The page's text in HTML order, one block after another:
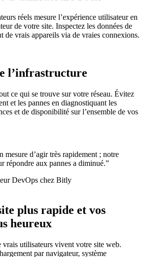
réels mesure l’expérience utilisateur en
de votre site. Inspectez les données de
de vrais appareils via de vraies connexions.
l’infrastructure
ce qui se trouve sur votre réseau. Évitez
et les pannes en diagnostiquant les
et de disponibilité sur l’ensemble de vos
mesure d’agir très rapidement ; notre
répondre aux pannes a diminué.”
DevOps chez Bitly
plus rapide et vos
heureux
utilisateurs vivent votre site web.
par navigateur, système